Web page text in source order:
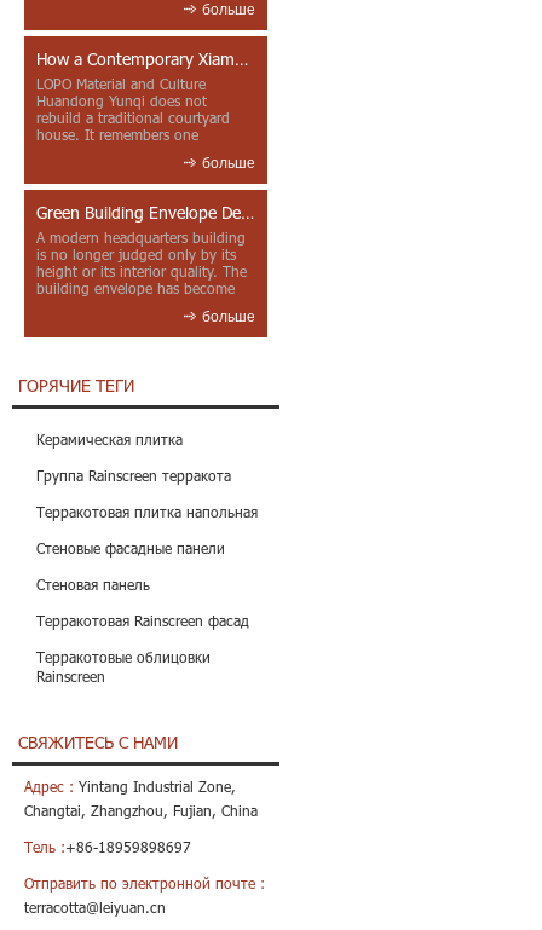
больше
How a Contemporary Xiamen Project Reframes Minnan Red Brick
LOPO Material and Culture
Huandong Yunqi does not
rebuild a traditional courtyard
house. It remembers one
больше
Green Building Envelope Design: Clay Sunscreen Fins for Modern Headquarters Architecture
A modern headquarters building
is no longer judged only by its
height or its interior quality. The
building envelope has become
больше
ГОРЯЧИЕ ТЕГИ
Керамическая плитка
Группа Rainscreen терракота
Терракотовая плитка напольная
Стеновые фасадные панели
Стеновая панель
Терракотовая Rainscreen фасад
Терракотовые облицовки
Rainscreen
СВЯЖИТЕСЬ С НАМИ
Адрес : Yintang Industrial Zone,
Changtai, Zhangzhou, Fujian, China
Тель :+86-18959898697
Отправить по электронной почте :
terracotta@leiyuan.cn